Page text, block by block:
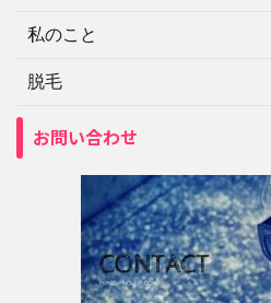
私のこと
脱毛
お問い合わせ